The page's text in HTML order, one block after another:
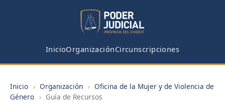
InicioOrganizaciónCircunscripciones
Inicio › Organización › Oficina de la Mujer y de Violencia de
Género › Guía de Recursos